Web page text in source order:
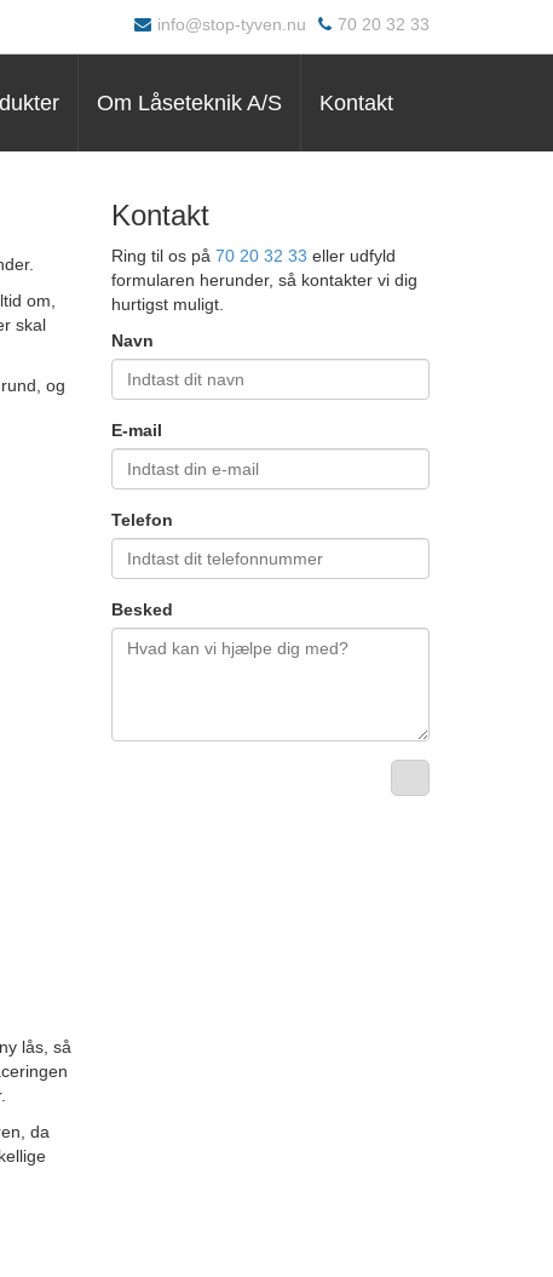
70 20 32 33
info@stop-tyven.nu
Om Låseteknik A/S Kontakt
om,
skal
og
lås, så
da
Kontakt
Ring til os på70 20 32 33 eller udfyld
formularen herunder, så kontakter vi dig
hurtigst muligt.
Navn
E-mail
Telefon
Besked